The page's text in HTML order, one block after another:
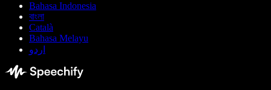
Bahasa Indonesia
বাংলা
Català
Bahasa Melayu
اردو